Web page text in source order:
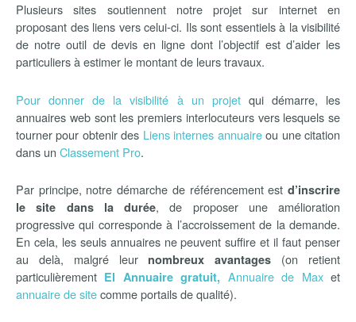
Plusieurs sites soutiennent notre projet sur internet en
proposant des liens vers celui-ci. Ils sont essentiels à la visibilité
de notre outil de devis en ligne dont l’objectif est d’aider les
particuliers à estimer le montant de leurs travaux.
Pour donner de la visibilité à un projetqui démarre, les
annuaires web sont les premiers interlocuteurs vers lesquels se
tourner pour obtenir des Liens internes annuaireou une citation
dans un Classement Pro.
Par principe, notre démarche de référencement est d’inscrire
le site dans la durée, de proposer une amélioration
progressive qui corresponde à l’accroissement de la demande.
En cela, les seuls annuaires ne peuvent suffire et il faut penser
au delà, malgré leur nombreux avantages (on retient
particulièrement El Annuaire gratuit, Annuaire de Maxet
annuaire de sitecomme portails de qualité).